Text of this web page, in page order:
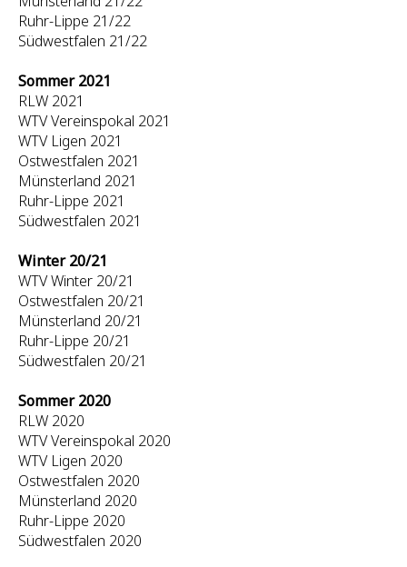
Ruhr-Lippe 21/22
Südwestfalen 21/22
Sommer 2021
RLW 2021
WTV Vereinspokal 2021
WTV Ligen 2021
Ostwestfalen 2021
Münsterland 2021
Ruhr-Lippe 2021
Südwestfalen 2021
Winter 20/21
WTV Winter 20/21
Ostwestfalen 20/21
Münsterland 20/21
Ruhr-Lippe 20/21
Südwestfalen 20/21
Sommer 2020
RLW 2020
WTV Vereinspokal 2020
WTV Ligen 2020
Ostwestfalen 2020
Münsterland 2020
Ruhr-Lippe 2020
Südwestfalen 2020